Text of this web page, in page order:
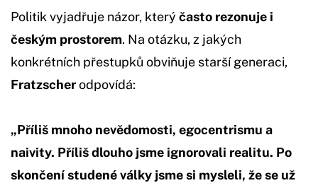
Politik vyjadřuje názor, který často rezonuje i
českým prostorem. Na otázku, z jakých
konkrétních přestupků obviňuje starší generaci,
Fratzscherodpovídá:
„Příliš mnoho nevědomosti, egocentrismu a
naivity. Příliš dlouho jsme ignorovali realitu. Po
skončení studené války jsme si mysleli, že se už